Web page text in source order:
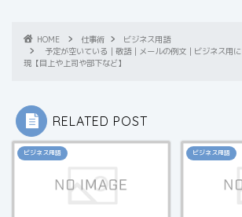
HOME 仕事術
ビジネス用語
予定が空いている｜敬語｜メールの例文｜ビジネス用
現【目上や上司や部下など】
RELATED POST
ビジネス用語 ビジネス用語